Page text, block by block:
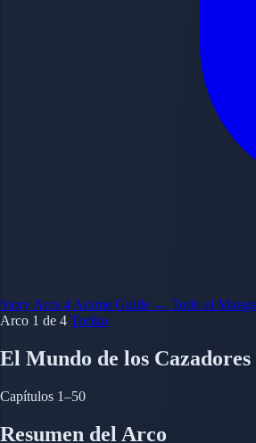
Story Arcs 4 Anime Guide ← Todo el Manga
Arco 1 de 4 Toriko
El Mundo de los
Capítulos 1–50
Resumen del Arco